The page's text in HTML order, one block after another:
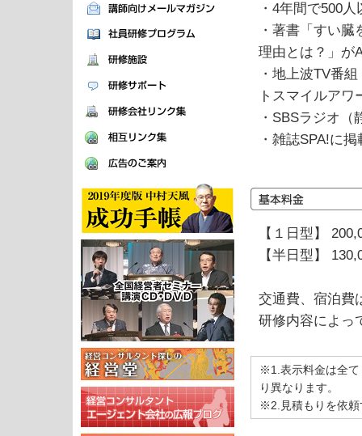
・4年間で500
・著書「すい
理由とは？」が
・地上波TV番
トスマイルア
・SBSラジオ
・雑誌SPA!に掲
【１日型】
【半日型】
交通費、宿泊費
研修内容によっ
※1.表示料金は全て
り異なります。
※2.見積もりを依頼